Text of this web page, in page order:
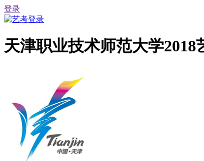
登录
天津职业技术师范大学2018